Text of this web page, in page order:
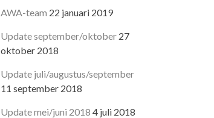
AWA-team 22 januari 2019
Update september/oktober 27
oktober 2018
Update juli/augustus/september
11 september 2018
Update mei/juni 2018 4 juli 2018